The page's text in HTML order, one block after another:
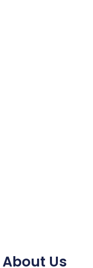
About Us